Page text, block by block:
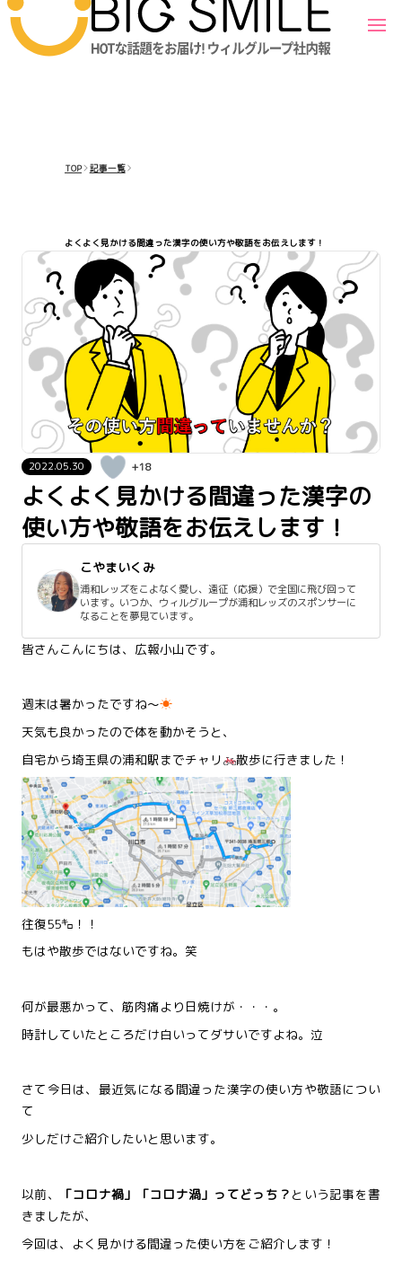
TOP 記事一覧
よくよく見かける間違った漢字の使い方や敬語をお伝えします！
2022.05.30 +18
よくよく見かける間違った漢字の
使い方や敬語をお伝えします！
こやまいくみ
浦和レッズをこよなく愛し、遠征（応援）で全国に飛び回って
います。いつか、ウィルグループが浦和レッズのスポンサーに
なることを夢見ています。
皆さんこんにちは、広報小山です。
週末は暑かったですね～☀
天気も良かったので体を動かそうと、
自宅から埼玉県の浦和駅までチャリ
散歩に行きました！
往復55㌔！！
もはや散歩ではないですね。笑
何が最悪かって、筋肉痛より日焼けが・・・。
時計していたところだけ白いってダサいですよね。泣
さて今日は、最近気になる間違った漢字の使い方や敬語につい
て
少しだけご紹介したいと思います。
以前、 「コロナ禍」「コロナ渦」ってどっち？ という記事を書
きましたが、
今回は、よく見かける間違った使い方をご紹介します！